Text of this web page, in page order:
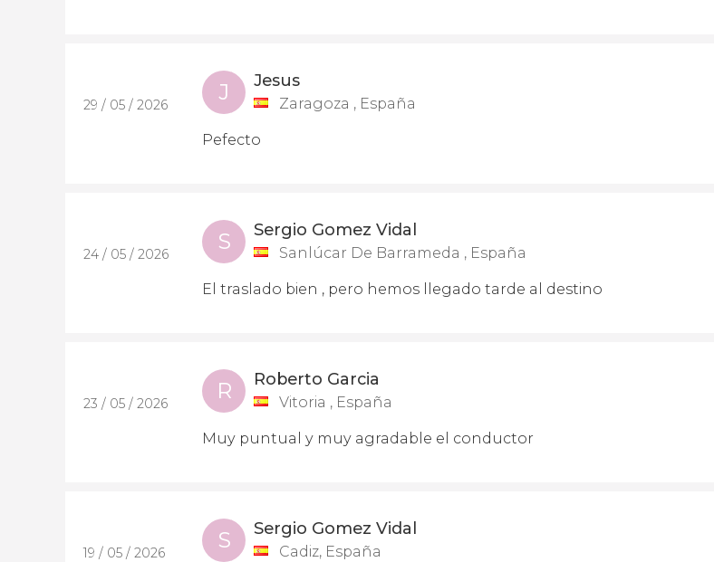
29 / 05 / 2026 J Jesus
Zaragoza , España
Pefecto
24 / 05 / 2026 S Sergio Gomez Vidal
Sanlúcar De Barrameda , España
El traslado bien , pero hemos llegado tarde al destino
23 / 05 / 2026 R Roberto Garcia
Vitoria , España
Muy puntual y muy agradable el conductor
19 / 05 / 2026 S Sergio Gomez Vidal
Cadiz, España